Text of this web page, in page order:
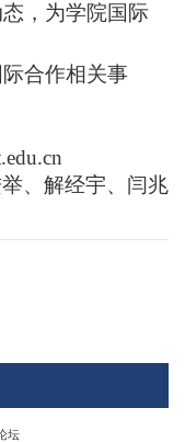
，为学院国际
合作相关事
、解经宇、闫兆
坛